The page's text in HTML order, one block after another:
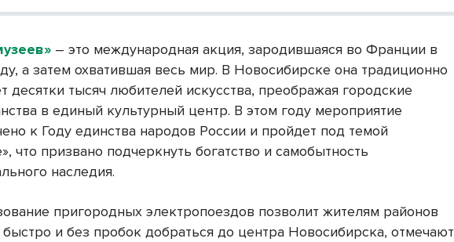
– это международная акция, зародившаяся во Франции в
а затем охватившая весь мир. В Новосибирске она традиционно
десятки тысяч любителей искусства, преображая городские
в единый культурный центр. В этом году мероприятие
к Году единства народов России и пройдет под темой
что призвано подчеркнуть богатство и самобытность
наследия.
пригородных электропоездов позволит жителям районов
быстро и без пробок добраться до центра Новосибирска, отмечают